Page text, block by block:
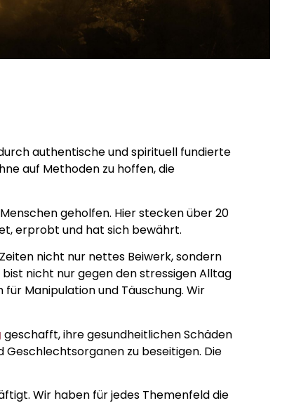
authentische und spirituell fundierte
auf Methoden zu hoffen, die
geholfen. Hier stecken über 20
erprobt und hat sich bewährt.
nicht nur nettes Beiwerk, sondern
nicht nur gegen den stressigen Alltag
Manipulation und Täuschung. Wir
geschafft, ihre gesundheitlichen Schäden
Geschlechtsorganen zu beseitigen. Die
Wir haben für jedes Themenfeld die